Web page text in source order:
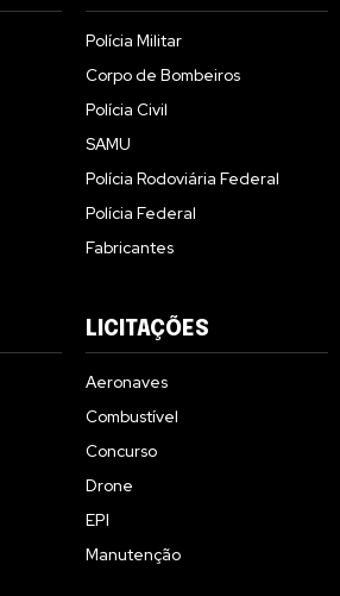
Polícia Militar
Corpo de Bombeiros
Polícia Civil
SAMU
Polícia Rodoviária Federal
Polícia Federal
Fabricantes
LICITAÇÕES
Aeronaves
Combustível
Concurso
Drone
EPI
Manutenção